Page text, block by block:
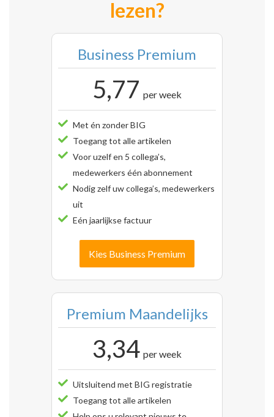
lezen?
Business Premium
5,77 per week
Met én zonder BIG
Toegang tot alle artikelen
Voor uzelf en 5 collega’s,
medewerkers één abonnement
Nodig zelf uw collega’s, medewerkers
uit
Eén jaarlijkse factuur
Kies Business Premium
Premium Maandelijks
3,34 per week
Uitsluitend met BIG registratie
Toegang tot alle artikelen